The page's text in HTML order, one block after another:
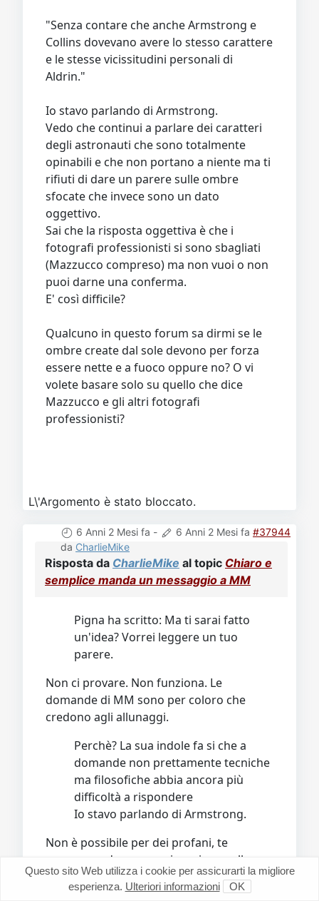
"Senza contare che anche Armstrong e
Collins dovevano avere lo stesso carattere
e le stesse vicissitudini personali di
Aldrin."
Io stavo parlando di Armstrong.
Vedo che continui a parlare dei caratteri
degli astronauti che sono totalmente
opinabili e che non portano a niente ma ti
rifiuti di dare un parere sulle ombre
sfocate che invece sono un dato
oggettivo.
Sai che la risposta oggettiva è che i
fotografi professionisti si sono sbagliati
(Mazzucco compreso) ma non vuoi o non
puoi darne una conferma.
E' così difficile?
Qualcuno in questo forum sa dirmi se le
ombre create dal sole devono per forza
essere nette e a fuoco oppure no? O vi
volete basare solo su quello che dice
Mazzucco e gli altri fotografi
professionisti?
L\'Argomento è stato bloccato.
6 Anni 2 Mesi fa - 6 Anni 2 Mesi fa #37944
da CharlieMike
Risposta da CharlieMike al topic Chiaro e
semplice manda un messaggio a MM
Pigna ha scritto: Ma ti sarai fatto
un'idea? Vorrei leggere un tuo
parere.
Non ci provare. Non funziona. Le
domande di MM sono per coloro che
credono agli allunaggi.
Perchè? La sua indole fa si che a
domande non prettamente tecniche
ma filosofiche abbia ancora più
difficoltà a rispondere
Io stavo parlando di Armstrong.
Non è possibile per dei profani, te
compreso, dare una spiegazione sullo
stato d'animo dei tre astronauti alla
conferenza. A meno di non essere esperti
Questo sito Web utilizza i cookie per assicurarti la migliore
esperienza. Ulteriori informazioni OK